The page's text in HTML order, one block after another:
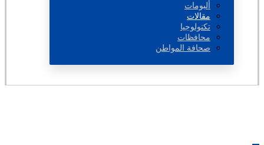
ألبومات
مقالات
تكنولوجيا
محافظات
صحافة المواطن